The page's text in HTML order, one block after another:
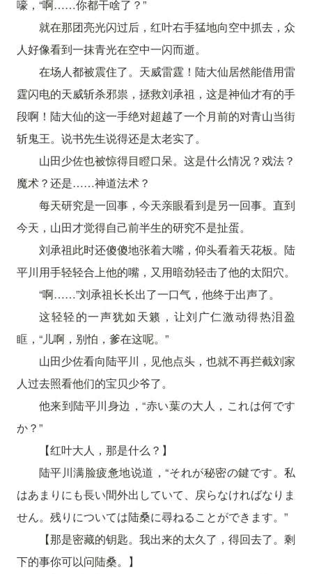
嚎，“啊……你都干啥了？”
就在那团亮光闪过后，红叶右手猛地向空中抓去，众
人好像看到一抹青光在空中一闪而逝。
在场人都被震住了。天威雷霆！陆大仙居然能借用雷
霆闪电的天威斩杀邪祟，拯救刘承祖，这是神仙才有的手
段啊！陆大仙的这一手绝对超越了一个月前的对青山当街
斩鬼王。说书先生说得还是太老实了。
山田少佐也被惊得目瞪口呆。这是什么情况？戏法？
魔术？还是……神道法术？
每天研究是一回事，今天亲眼看到是另一回事。直到
今天，山田才觉得自己前半生的研究不是扯蛋。
刘承祖此时还傻傻地张着大嘴，仰头看着天花板。陆
平川用手轻轻合上他的嘴，又用暗劲轻击了他的太阳穴。
“啊……”刘承祖长长出了一口气，他终于出声了。
这轻轻的一声犹如天籁，让刘广仁激动得热泪盈
眶，“儿啊，别怕，爹在这呢。”
山田少佐看向陆平川，见他点头，也就不再拦截刘家
人过去照看他们的宝贝少爷了。
他来到陆平川身边，“赤い葉の大人，これは何です
か？”
【红叶大人，那是什么？】
陆平川满脸疲惫地说道，“それが秘密の鍵です。私
はあまりにも長い間外出していて、戻らなければなりま
せん。残りについては陆桑に尋ねることができます。”
【那是密藏的钥匙。我出来的太久了，得回去了。剩
下的事你可以问陆桑。】